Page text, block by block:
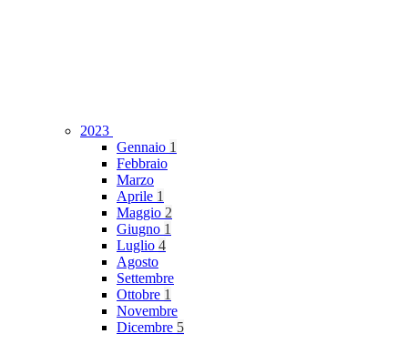
2023
Gennaio 1
Febbraio
Marzo
Aprile 1
Maggio 2
Giugno 1
Luglio 4
Agosto
Settembre
Ottobre 1
Novembre
Dicembre 5